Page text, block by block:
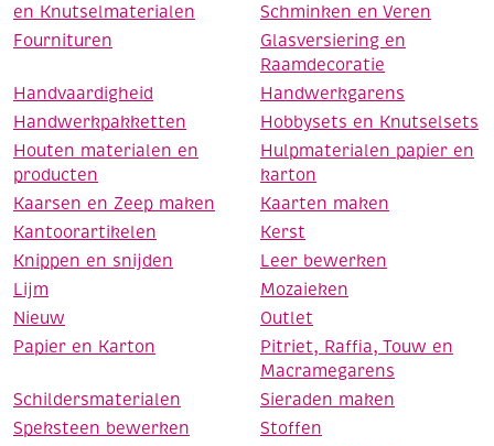
en Knutselmaterialen
Schminken en Veren
Fournituren
Glasversiering en
Raamdecoratie
Handvaardigheid
Handwerkgarens
Handwerkpakketten
Hobbysets en Knutselsets
Houten materialen en
producten
Hulpmaterialen papier en
karton
Kaarsen en Zeep maken
Kaarten maken
Kantoorartikelen
Kerst
Knippen en snijden
Leer bewerken
Lijm
Mozaieken
Nieuw
Outlet
Papier en Karton
Pitriet, Raffia, Touw en
Macramegarens
Schildersmaterialen
Sieraden maken
Speksteen bewerken
Stoffen